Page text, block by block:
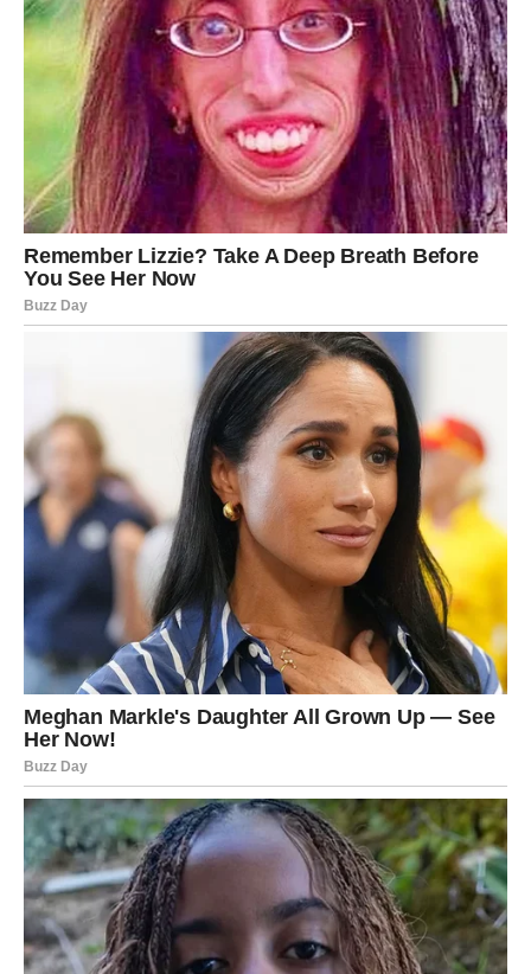
Ovo je karta odluke, pravde i presecanja. Danas moraš
doneti odluku ili jasno definisati stav. Ako si bio iskren –
pravda je na tvojoj strani.
U ljubavi – ozbiljan razgovor može promeniti tok odnosa.
U poslu – vreme je da kažeš „da“ ili „ne“.
Sud poručuje: ne možeš više odlagati ono što znaš da
moraš rešiti.
VODOLIJA – KARTA: PROŠLOST
Danas se vraća nešto staro. Možda kroz poruku. Možda
kroz misao. Možda kroz osobu.
Ovo nije slučajno. Ovo je test. Da li si naučio lekciju? Da li
želiš novi početak ili konačno zatvaranje?
Reaguj iz zrelosti, ne iz inata.
RIBE – KARTA: VERNOST
više nego što misliš. Neko stoji uz tebe i kada to ne
pokazuje glasno.
U ljubavi – možeš dobiti dokaz stabilnosti. U prijateljstvu
– potvrdu da nisi sam.